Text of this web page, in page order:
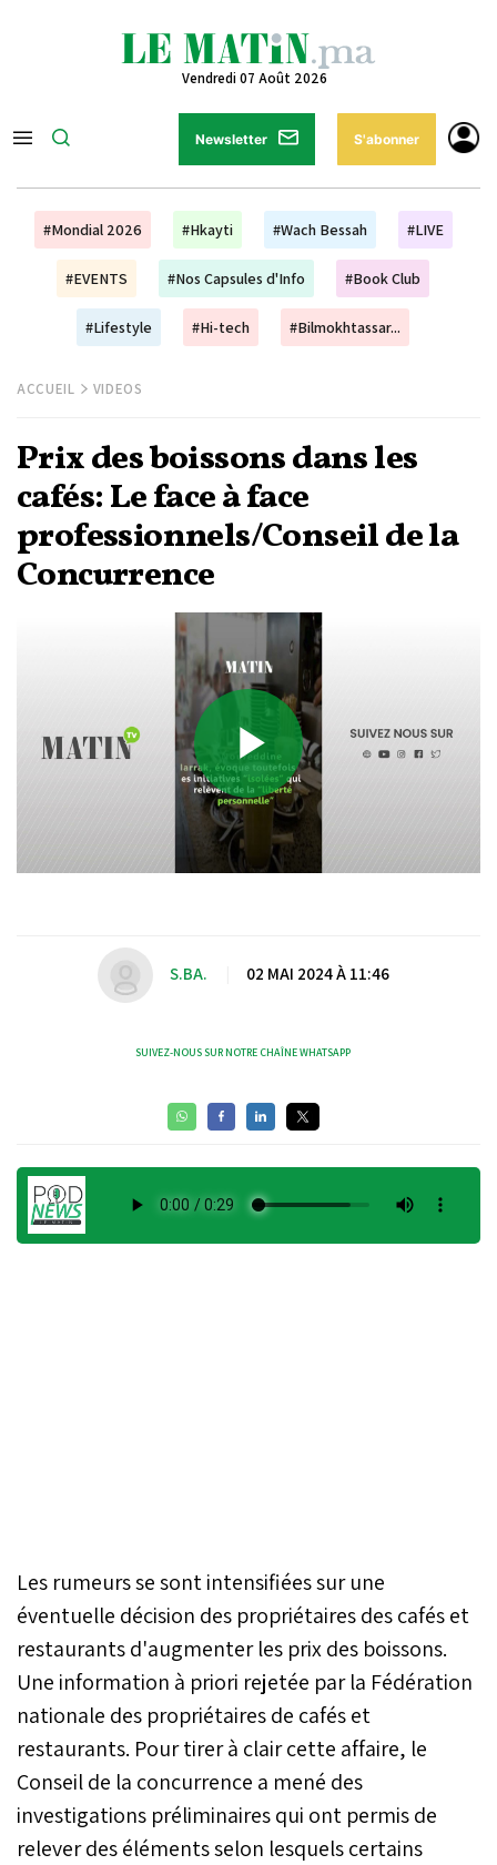
Vendredi 07 Août 2026
Newsletter S'abonner
#Mondial 2026 #Hkayti #Wach Bessah #LIVE
#EVENTS #Nos Capsules d'Info #Book Club
#Lifestyle #Hi-tech #Bilmokhtassar...
ACCUEIL VIDEOS
Prix des boissons dans les
cafés: Le face à face
professionnels/Conseil de la
Concurrence
Play
S.BA. 02 MAI 2024 À 11:46
SUIVEZ-NOUS SUR NOTRE CHAÎNE WHATSAPP
Les rumeurs se sont intensifiées sur une
éventuelle décision des propriétaires des cafés et
restaurants d'augmenter les prix des boissons.
Une information à priori rejetée par la Fédération
nationale des propriétaires de cafés et
restaurants. Pour tirer à clair cette affaire, le
Conseil de la concurrence a mené des
investigations préliminaires qui ont permis de
relever des éléments selon lesquels certains